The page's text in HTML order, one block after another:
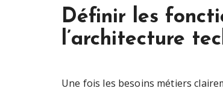
Définir les
l’architecture
Une fois les besoins métiers